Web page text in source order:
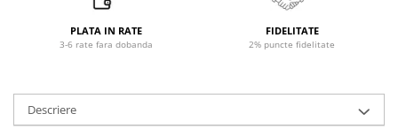
Microfoane pt instalatii si
conferinta
Microfoane Ribbon
Microfoane Suspendabile
Microfoane wireless si sisteme
PLATA IN RATE
3-6 rate fara dobanda
FIDELITATE
2% puncte fidelitate
Descriere